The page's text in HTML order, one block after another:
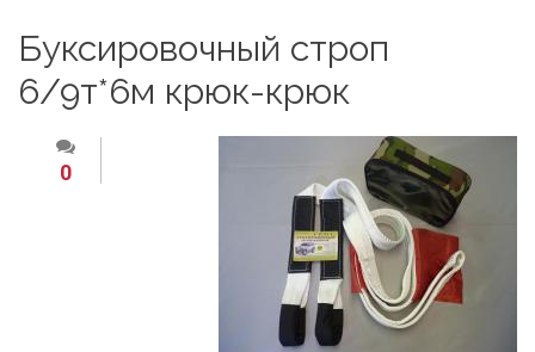
Буксировочный строп
6/9т*6м крюк-крюк
0